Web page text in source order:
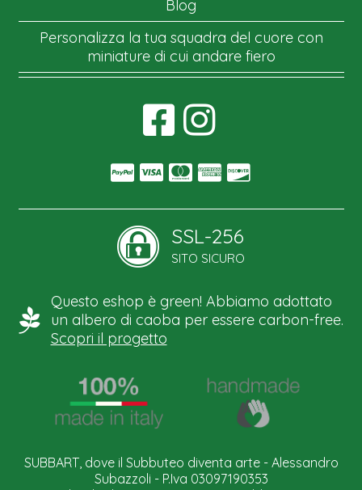
Blog
Personalizza la tua squadra del cuore con
miniature di cui andare fiero
SSL-256
SITO SICURO
Questo eshop è green! Abbiamo adottato
un albero di caoba per essere carbon-free.
Scopri il progetto
SUBBART, dove il Subbuteo diventa arte - Alessandro
Subazzoli - P.Iva 03097190353